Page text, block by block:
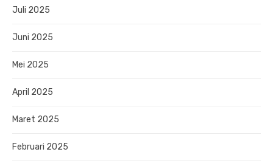
Juli 2025
Juni 2025
Mei 2025
April 2025
Maret 2025
Februari 2025